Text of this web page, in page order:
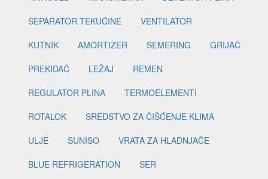
SEPARATOR TEKUĆINE
VENTILATOR
KUTNIK
AMORTIZER SEMERING
GRIJAČ
PREKIDAČ
LEŽAJ
REMEN
REGULATOR PLINA
TERMOELEMENTI
ROTALOK
SREDSTVO ZA ČIŠĆENJE KLIMA
ULJE
SUNISO
VRATA ZA HLADNJAČE
BLUE REFRIGERATION
SER